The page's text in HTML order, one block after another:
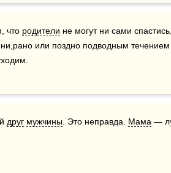
что родители не могут ни сами
или поздно подводным течением
друг мужчины . Это неправда. Мама —